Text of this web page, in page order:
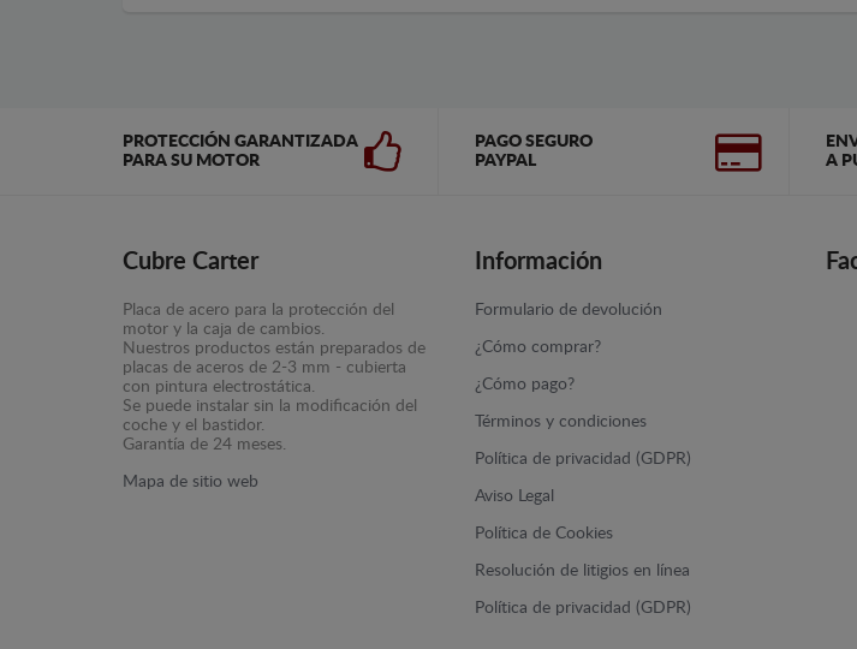
PROTECCIÓN GARANTIZADA
PARA SU MOTOR
PAGO SEGURO
PAYPAL
A
Cubre Carter
Placa de acero para la protección del
motor y la caja de cambios.
Nuestros productos están preparados de
placas de aceros de 2-3 mm - cubierta
con pintura electrostática.
Se puede instalar sin la modificación del
coche y el bastidor.
Garantía de 24 meses.
Mapa de sitio web
Información
Formulario de devolución
¿Cómo comprar?
¿Cómo pago?
Términos y condiciones
Política de privacidad (GDPR)
Aviso Legal
Política de Cookies
Resolución de litigios en línea
Política de privacidad (GDPR)